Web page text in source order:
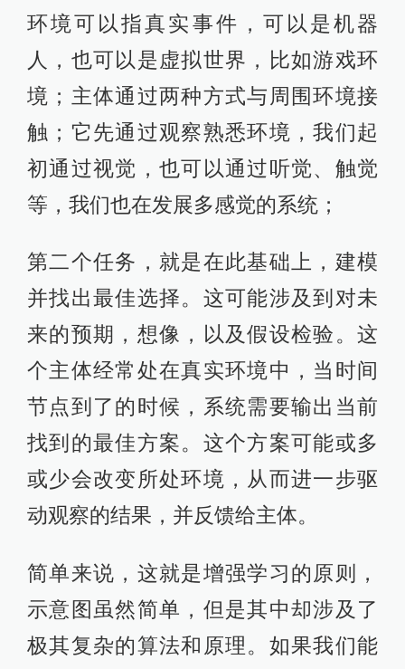
环境可以指真实事件，可以是机器
人，也可以是虚拟世界，比如游戏环
境；主体通过两种方式与周围环境接
触；它先通过观察熟悉环境，我们起
初通过视觉，也可以通过听觉、触觉
等，我们也在发展多感觉的系统；
第二个任务，就是在此基础上，建模
并找出最佳选择。这可能涉及到对未
来的预期，想像，以及假设检验。这
个主体经常处在真实环境中，当时间
节点到了的时候，系统需要输出当前
找到的最佳方案。这个方案可能或多
或少会改变所处环境，从而进一步驱
动观察的结果，并反馈给主体。
简单来说，这就是增强学习的原则，
示意图虽然简单，但是其中却涉及了
极其复杂的算法和原理。如果我们能